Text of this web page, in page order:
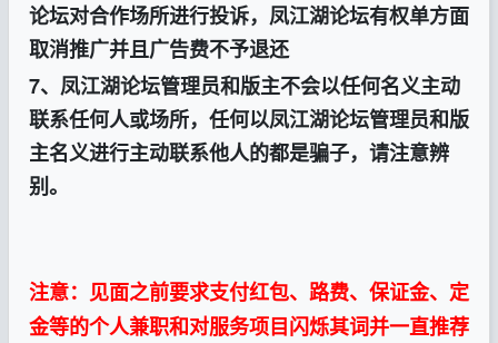
论坛对合作场所进行投诉， 凤江湖论坛有权单方面
取消推广并且广告费不予退还
7、 凤江湖论坛管理员和版主不会以任何名义主动
联系任何人或场所，任何以凤江湖论坛管理员和版
主名义进行主动联系他人的都是骗子，请注意辨
别。
注意：见面之前要求支付红包、路费、保证金、定
金等的个人兼职和对服务项目闪烁其词并一直推荐